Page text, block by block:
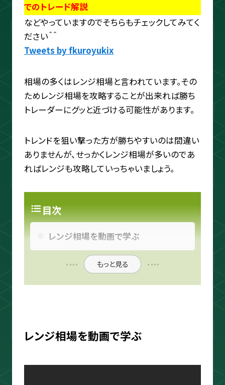
手伝いをします📺
相場分析
インジケーター
スキャルピング
トレード資料
でのトレード解説
などやっていますのでそちらもチェックしてみてく
ださい＾＾
Tweets by fkuroyukix
相場の多くはレンジ相場と言われています。その
ためレンジ相場を攻略することが出来れば勝ち
トレーダーにグッと近づける可能性があります。
トレンドを狙い撃った方が勝ちやすいのは間違い
ありませんが、せっかくレンジ相場が多いのであ
ればレンジも攻略していっちゃいましょう。
目次
レンジ相場を動画で学ぶ
もっと見る
レンジ相場を動画で学ぶ